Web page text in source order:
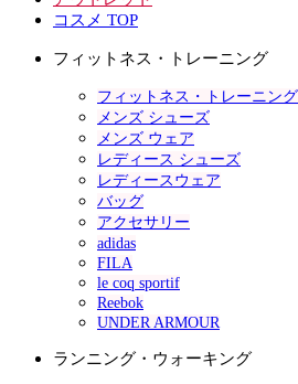
コスメ TOP
フィットネス・トレーニング
フィットネス・トレーニン
メンズ シューズ
メンズ ウェア
レディース シューズ
レディースウェア
バッグ
アクセサリー
adidas
FILA
le coq sportif
Reebok
UNDER ARMOUR
ランニング・ウォーキング